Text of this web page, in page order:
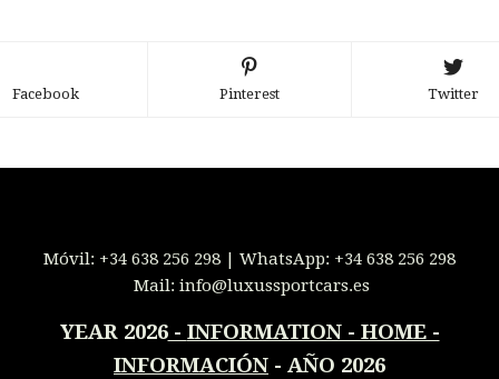
Facebook Pinterest Twitter
Móvil: +34 638 256 298 | WhatsApp: +34 638 256 298
Mail: info@luxussportcars.es
YEAR 2026- INFORMATION - HOME -
INFORMACIÓN - AÑO 2026